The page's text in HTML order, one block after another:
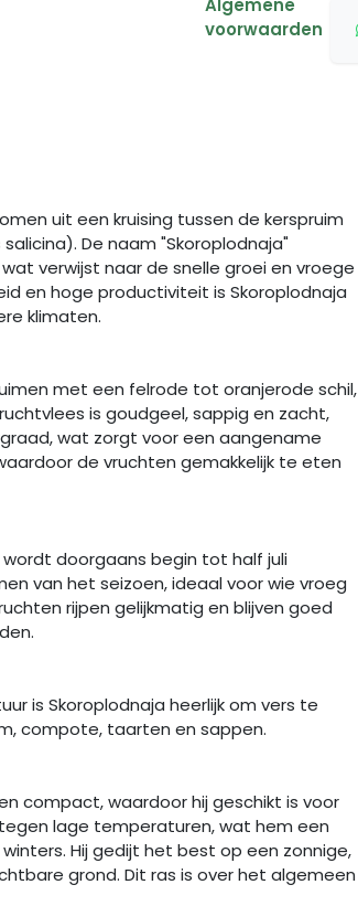
Algemene
voorwaarden
uit een kruising tussen de kerspruim
De naam "Skoroplodnaja"
verwijst naar de snelle groei en vroege
en hoge productiviteit is Skoroplodnaja
klimaten.
met een felrode tot oranjerode schil,
is goudgeel, sappig en zacht,
wat zorgt voor een aangename
de vruchten gemakkelijk te eten
doorgaans begin tot half juli
van het seizoen, ideaal voor wie vroeg
rijpen gelijkmatig en blijven goed
is Skoroplodnaja heerlijk om vers te
compote, taarten en sappen.
compact, waardoor hij geschikt is voor
lage temperaturen, wat hem een
Hij gedijt het best op een zonnige,
grond. Dit ras is over het algemeen